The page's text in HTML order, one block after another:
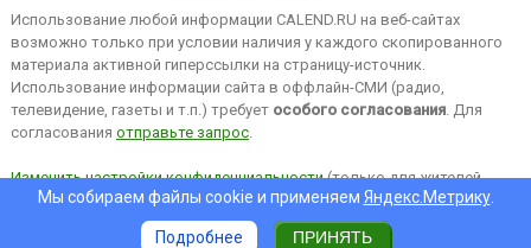
Использование любой информации CALEND.RU на веб-сайтах
возможно только при условии наличия у каждого скопированного
материала активной гиперссылки на страницу-источник.
Использование информации сайта в оффлайн-СМИ (радио,
телевидение, газеты и т.п.) требует особого согласования. Для
согласования отправьте запрос.
Изменить настройки конфиденциальности(только для жителей
EEA).Мы собираем файлы cookie и применяем Яндекс.Метрику.
Подробнее ПРИНЯТЬ